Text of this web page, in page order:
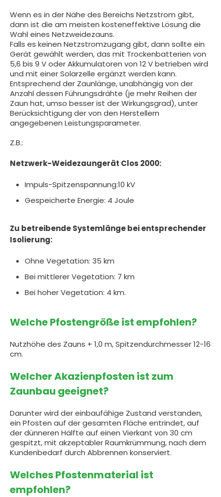
Wenn es in der Nähe des Bereichs Netzstrom gibt,
dann ist die am meisten kosteneffektive Lösung die
Wahl eines Netzweidezauns.
Falls es keinen Netzstromzugang gibt, dann sollte ein
Gerät gewählt werden, das mit Trockenbatterien von
5,6 bis 9 V oder Akkumulatoren von 12 V betrieben wird
und mit einer Solarzelle ergänzt werden kann.
Entsprechend der Zaunlänge, unabhängig von der
Anzahl dessen Führungsdrähte (je mehr Reihen der
Zaun hat, umso besser ist der Wirkungsgrad), unter
Berücksichtigung der von den Herstellern
angegebenen Leistungsparameter.
Z.B.:
Netzwerk-Weidezaungerät Clos 2000:
Impuls-Spitzenspannung:10 kV
Gespeicherte Energie: 4 Joule
Zu betreibende Systemlänge bei entsprechender
Isolierung:
Ohne Vegetation: 35 km
Bei mittlerer Vegetation: 7 km
Bei hoher Vegetation: 4 km.
Welche Pfostengröße ist empfohlen?
Nutzhöhe des Zauns + 1,0 m, Spitzendurchmesser 12-16
cm.
Welcher Akazienpfosten ist zum
Zaunbau geeignet?
Darunter wird der einbaufähige Zustand verstanden,
ein Pfosten auf der gesamten Fläche entrindet, auf
der dünneren Hälfte auf einen Vierkant von 30 cm
gespitzt, mit akzeptabler Raumkrümmung, nach dem
Kundenbedarf durch Abbrennen konserviert.
Welches Pfostenmaterial ist
empfohlen?